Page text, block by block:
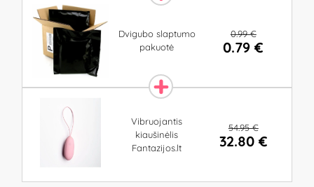
Dvigubo slaptumo
pakuotė
0.99 €
0.79 €
Vibruojantis
kiaušinėlis
Fantazijos.lt
54.95 €
32.80 €